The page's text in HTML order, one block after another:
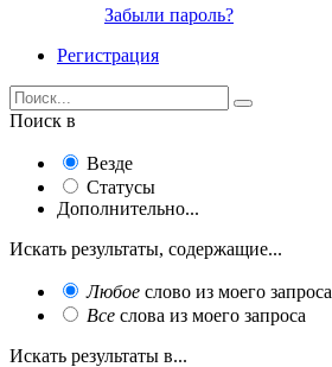
Забыли пароль?
Регистрация
Поиск в
Везде
Статусы
Дополнительно...
Искать результаты, содержащие...
Любое слово из моего запроса
Все слова из моего запроса
Искать результаты в...